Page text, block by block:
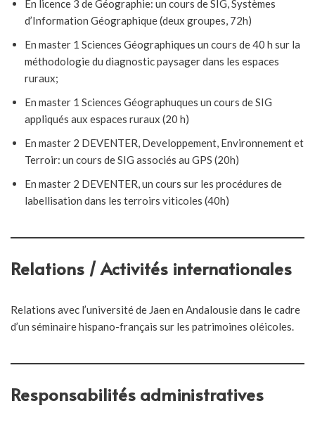
En licence 3 de Géographie: un cours de SIG, Systèmes
d’Information Géographique (deux groupes, 72h)
En master 1 Sciences Géographiques un cours de 40 h sur la
méthodologie du diagnostic paysager dans les espaces
ruraux;
En master 1 Sciences Géographuques un cours de SIG
appliqués aux espaces ruraux (20 h)
En master 2 DEVENTER, Developpement, Environnement et
Terroir: un cours de SIG associés au GPS (20h)
En master 2 DEVENTER, un cours sur les procédures de
labellisation dans les terroirs viticoles (40h)
Relations / Activités internationales
Relations avec l’université de Jaen en Andalousie dans le cadre
d’un séminaire hispano-français sur les patrimoines oléicoles.
Responsabilités administratives